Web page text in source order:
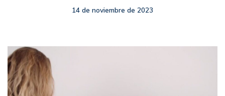
14 de noviembre de 2023